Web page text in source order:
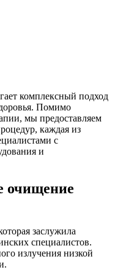
комплексный подход
Помимо
мы предоставляем
каждая из
с
и
очищение
заслужила
специалистов.
излучения низкой